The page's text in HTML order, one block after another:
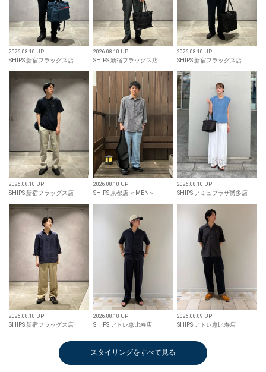
2026.08.10 UP
SHIPS 新宿フラッグス店
2026.08.10 UP
SHIPS 新宿フラッグス店
2026.08.10 UP
SHIPS 新宿フラッグス店
2026.08.10 UP
SHIPS 新宿フラッグス店
2026.08.10 UP
SHIPS 京都店 ＜MEN＞
2026.08.10 UP
SHIPS アミュプラザ博多店
2026.08.10 UP
SHIPS 新宿フラッグス店
2026.08.10 UP
SHIPS アトレ恵比寿店
2026.08.09 UP
SHIPS アトレ恵比寿店
スタイリングをすべて見る